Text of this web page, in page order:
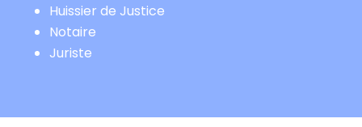
Huissier de Justice
Notaire
Juriste